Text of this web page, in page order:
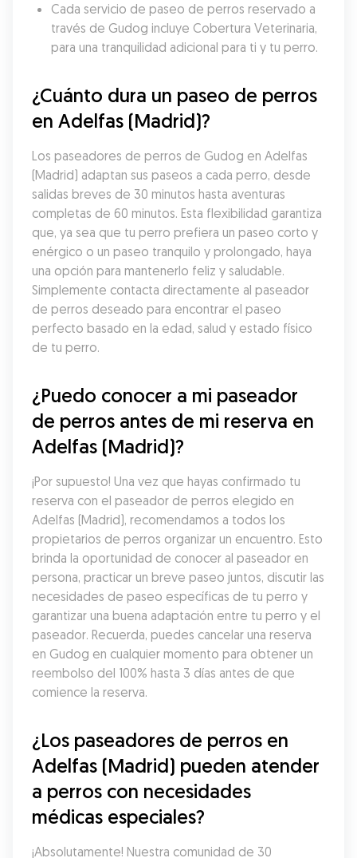
Cada servicio de paseo de perros reservado a
través de Gudog incluye Cobertura Veterinaria,
para una tranquilidad adicional para ti y tu perro.
¿Cuánto dura un paseo de perros
en Adelfas (Madrid)?
Los paseadores de perros de Gudog en Adelfas
(Madrid) adaptan sus paseos a cada perro, desde
salidas breves de 30 minutos hasta aventuras
completas de 60 minutos. Esta flexibilidad garantiza
que, ya sea que tu perro prefiera un paseo corto y
enérgico o un paseo tranquilo y prolongado, haya
una opción para mantenerlo feliz y saludable.
Simplemente contacta directamente al paseador
de perros deseado para encontrar el paseo
perfecto basado en la edad, salud y estado físico
de tu perro.
¿Puedo conocer a mi paseador
de perros antes de mi reserva en
Adelfas (Madrid)?
¡Por supuesto! Una vez que hayas confirmado tu
reserva con el paseador de perros elegido en
Adelfas (Madrid), recomendamos a todos los
propietarios de perros organizar un encuentro. Esto
brinda la oportunidad de conocer al paseador en
persona, practicar un breve paseo juntos, discutir las
necesidades de paseo específicas de tu perro y
garantizar una buena adaptación entre tu perro y el
paseador. Recuerda, puedes cancelar una reserva
en Gudog en cualquier momento para obtener un
reembolso del 100% hasta 3 días antes de que
comience la reserva.
¿Los paseadores de perros en
Adelfas (Madrid) pueden atender
a perros con necesidades
médicas especiales?
¡Absolutamente! Nuestra comunidad de 30